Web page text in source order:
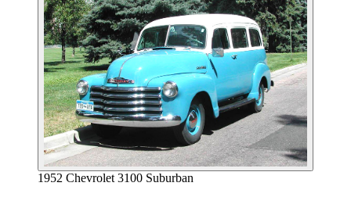
1952 Chevrolet 3100 Suburban